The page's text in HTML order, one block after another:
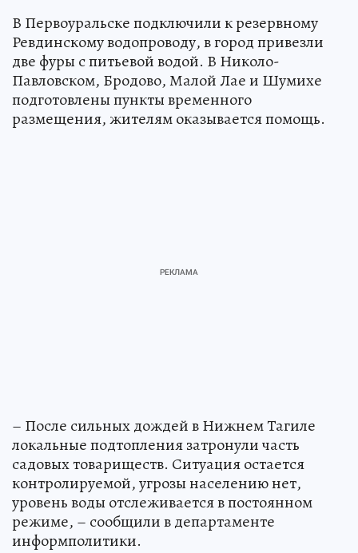
В Первоуральске подключили к резервному
Ревдинскому водопроводу, в город привезли
две фуры с питьевой водой. В Николо-
Павловском, Бродово, Малой Лае и Шумихе
подготовлены пункты временного
размещения, жителям оказывается помощь.
– После сильных дождей в Нижнем Тагиле
локальные подтопления затронули часть
садовых товариществ. Ситуация остается
контролируемой, угрозы населению нет,
уровень воды отслеживается в постоянном
режиме, – сообщили в департаменте
информполитики.